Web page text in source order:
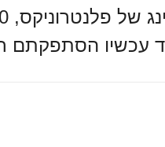
עכשיו הסתפקתם